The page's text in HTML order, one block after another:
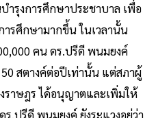
ำรุงการศึกษาประชาบาล เพื่อ
รศึกษามากขึ้น ในเวลานั้น
คน ดร.ปรีดี พนมยงค์
สตางค์ต่อปีเท่านั้น แต่สภาผู้
าษฎร ได้อนุญาตและเพิ่มให้
.ปรีดี พนมยงค์ ยังระแวงอยู่ว่า